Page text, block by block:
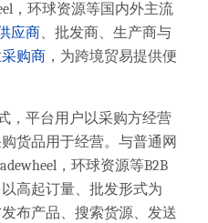
，环球资源等国内外主流
应商、批发商、生产商与
采购商 ，为跨境贸易提供便
，平台用户以采购方经营
货品用于经营。与普通网
， 环球资源等B2B
高起订量、批发形式为
布产品、搜索货源、发送